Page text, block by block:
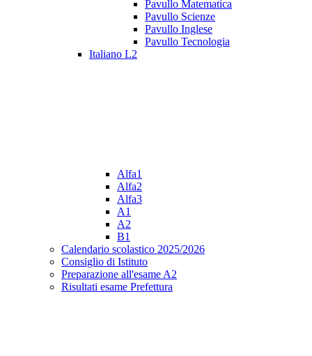
Pavullo Matematica
Pavullo Scienze
Pavullo Inglese
Pavullo Tecnologia
Italiano L2
Alfa1
Alfa2
Alfa3
A1
A2
B1
Calendario scolastico 2025/2026
Consiglio di Istituto
Preparazione all'esame A2
Risultati esame Prefettura